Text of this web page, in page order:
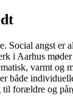
Social angst er
i Aarhus
varmt og
både
til forældre og